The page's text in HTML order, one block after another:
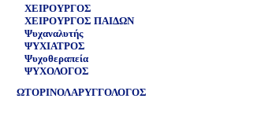
ΧΕΙΡΟΥΡΓΟΣ
ΧΕΙΡΟΥΡΓΟΣ ΠΑΙΔΩΝ
Ψυχαναλυτής
ΨΥΧΙΑΤΡΟΣ
Ψυχοθεραπεία
ΨΥΧΟΛΟΓΟΣ
ΩΤΟΡΙΝΟΛΑΡΥΓΓΟΛΟΓΟΣ